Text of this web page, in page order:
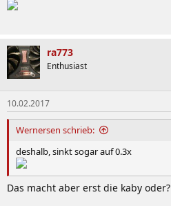
ra773
Enthusiast
10.02.2017
Wernersen schrieb:
deshalb, sinkt sogar auf 0.3x
Das macht aber erst die kaby oder?